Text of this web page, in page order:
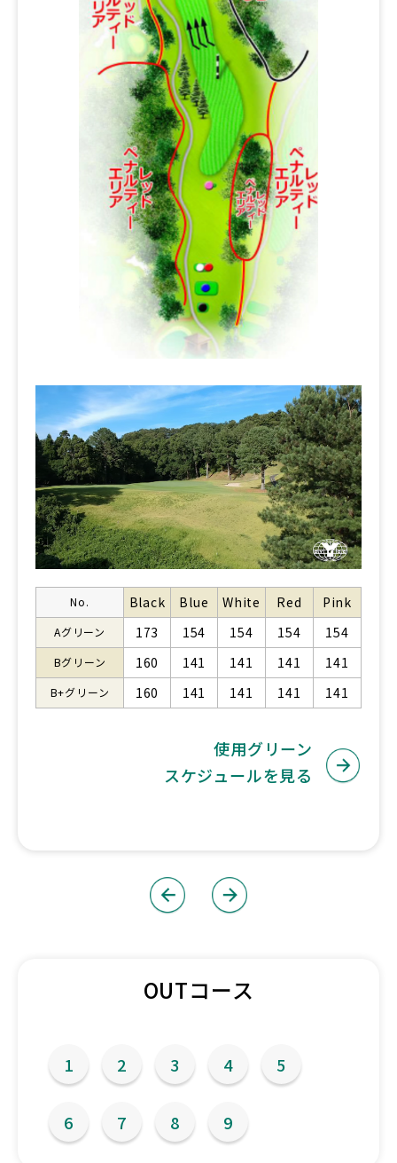
No. Black Blue White Red Pink
Aグリーン 173 154 154 154 154
Bグリーン 160 141 141 141 141
B+グリーン 160 141 141 141 141
使用グリーン
スケジュールを見る
OUTコース
1 2 3 4 5
6 7 8 9